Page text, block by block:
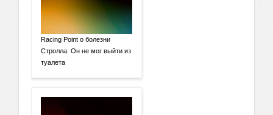
Racing Point о болезни
Стролла: Он не мог выйти из
туалета